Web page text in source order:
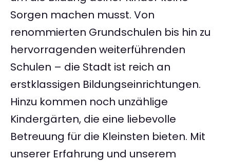
Sorgen machen musst. Von
renommierten Grundschulen bis hin zu
hervorragenden weiterführenden
Schulen – die Stadt ist reich an
erstklassigen Bildungseinrichtungen.
Hinzu kommen noch unzählige
Kindergärten, die eine liebevolle
Betreuung für die Kleinsten bieten. Mit
unserer Erfahrung und unserem